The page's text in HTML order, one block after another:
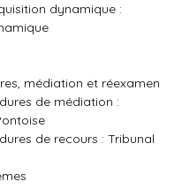
dynamique :
médiation et réexamen
de médiation :
de recours : Tribunal